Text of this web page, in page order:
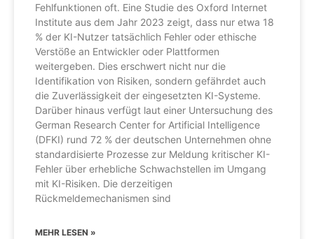
Fehlfunktionen oft. Eine Studie des Oxford Internet
Institute aus dem Jahr 2023 zeigt, dass nur etwa 18
% der KI-Nutzer tatsächlich Fehler oder ethische
Verstöße an Entwickler oder Plattformen
weitergeben. Dies erschwert nicht nur die
Identifikation von Risiken, sondern gefährdet auch
die Zuverlässigkeit der eingesetzten KI-Systeme.
Darüber hinaus verfügt laut einer Untersuchung des
German Research Center for Artificial Intelligence
(DFKI) rund 72 % der deutschen Unternehmen ohne
standardisierte Prozesse zur Meldung kritischer KI-
Fehler über erhebliche Schwachstellen im Umgang
mit KI-Risiken. Die derzeitigen
Rückmeldemechanismen sind
MEHR LESEN »